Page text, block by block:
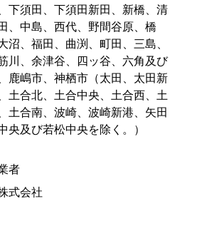
下須田、下須田新田、新橋、清
、中島、西代、野間谷原、橋
沼、福田、曲渕、町田、三島、
川、余津谷、四ッ谷、六角及び
鹿嶋市、神栖市（太田、太田新
土合北、土合中央、土合西、土
土合南、波崎、波崎新港、矢田
央及び若松中央を除く。）
者
式会社